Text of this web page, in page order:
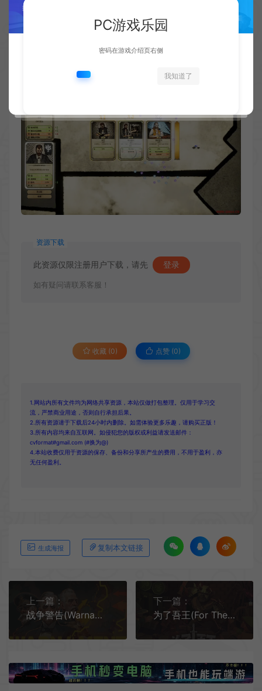
资源下载
此资源仅限注册用户下载，请先 登录
如有疑问请联系客服！
收藏 (0) 点赞 (0)
1.网站内所有文件均为网络共享资源，本站仅做打包整理。仅用于学习交
流，严禁商业用途，否则自行承担后果。
2.所有资源请于下载后24小时内删除。如需体验更多乐趣，请购买正版！
3.所有内容均来自互联网。如侵犯您的版权或利益请发送邮件：
cvformat#gmail.com (#换为@)
4.本站收费仅用于资源的保存、备份和分享所产生的费用，不用于盈利，亦
无任何盈利。
生成海报 复制本文链接
上一篇：
战争警告(Warnament)回合制历史策略游戏|下载
下一篇：
为了吾王(For The King)肉鸽策略RPG游戏|下载
PC游戏乐园
密码在游戏介绍页右侧
我知道了